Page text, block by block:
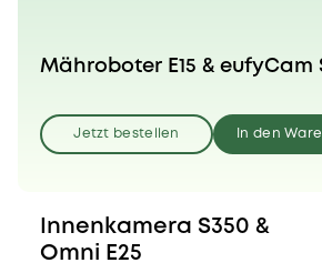
Mähroboter E15 & eufyCam
Jetzt bestellen In den
Innenkamera S350 &
Omni E25